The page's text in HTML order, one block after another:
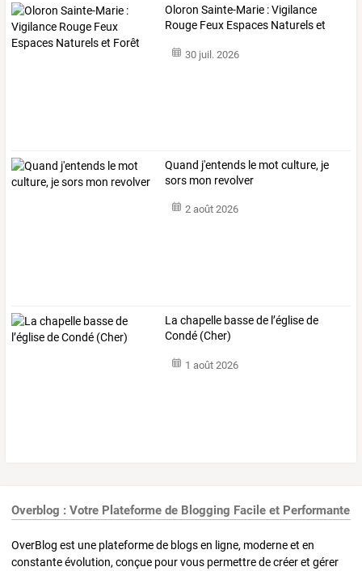
Oloron Sainte-Marie : Vigilance
Rouge Feux Espaces Naturels et
30 juil. 2026
Quand j'entends le mot culture, je
sors mon revolver
2 août 2026
La chapelle basse de l’église de
Condé (Cher)
1 août 2026
Overblog : Votre Plateforme de Blogging Facile et Performante
OverBlog est une plateforme de blogs en ligne, moderne et en
constante évolution, conçue pour vous permettre de créer et gérer